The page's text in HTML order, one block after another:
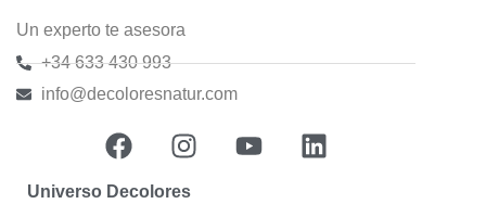
Un experto te asesora
+34 633 430 993
info@decoloresnatur.com
Universo Decolores